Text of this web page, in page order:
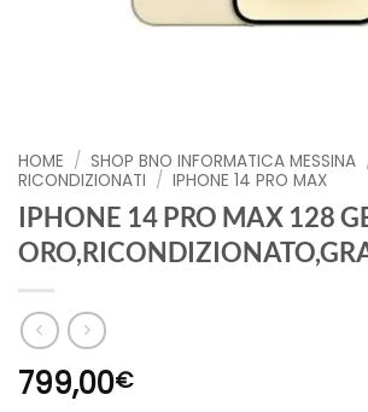
HOME / SHOP BNO INFORMATICA MESSINA
RICONDIZIONATI / IPHONE 14 PRO MAX
IPHONE 14 PRO MAX 128
799,00€